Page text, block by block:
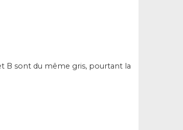
B sont du même gris, pourtant la